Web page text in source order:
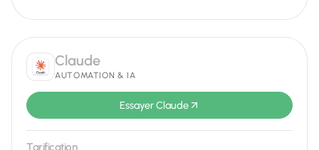
Claude
AUTOMATION & IA
Essayer Claude
Tarification